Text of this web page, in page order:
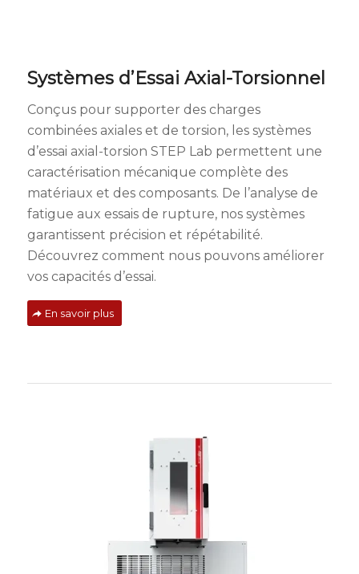
Systèmes d’Essai Axial-Torsionnel
Conçus pour supporter des charges
combinées axiales et de torsion, les systèmes
d’essai axial-torsion STEP Lab permettent une
caractérisation mécanique complète des
matériaux et des composants. De l’analyse de
fatigue aux essais de rupture, nos systèmes
garantissent précision et répétabilité.
Découvrez comment nous pouvons améliorer
vos capacités d’essai.
En savoir plus